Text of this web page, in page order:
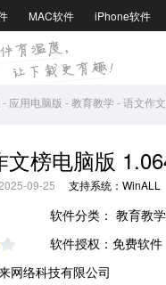
MAC软件 iPhone软件
- 应用电脑版 -教育教学 -语文作
文榜电脑版
09-25 支持系统：WinALL
软件分类： 教育教学
软件授权：免费软件
网络科技有限公司